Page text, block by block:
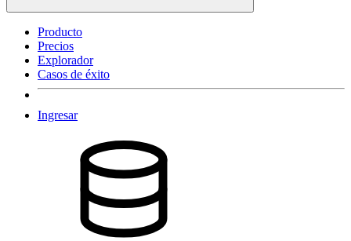
Producto
Precios
Explorador
Casos de éxito
Ingresar